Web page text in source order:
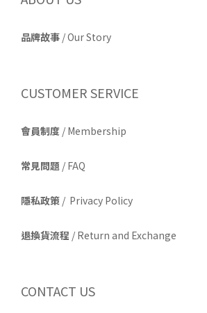
品牌故事 /Our Story
CUSTOMER SERVICE
會員制度 / Membership
常見問題 / FAQ
隱私政策 / Privacy Policy
退換貨流程 / Return and Exchange
CONTACT US